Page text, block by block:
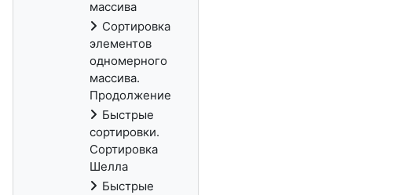
массива
Сортировка
элементов
одномерного
массива.
Продолжение
Быстрые
сортировки.
Сортировка
Шелла
Быстрые